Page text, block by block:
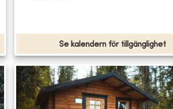
Se kalendern för tillgänglighet